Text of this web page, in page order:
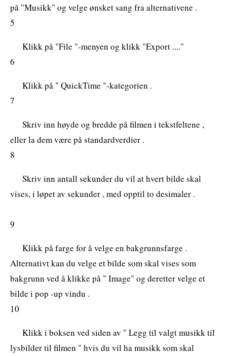
på "Musikk" og velge ønsket sang fra alternativene .
5
Klikk på "File "-menyen og klikk "Export ...."
6
Klikk på " QuickTime "-kategorien .
7
Skriv inn høyde og bredde på filmen i tekstfeltene ,
eller la dem være på standardverdier .
8
Skriv inn antall sekunder du vil at hvert bilde skal
vises, i løpet av sekunder , med opptil to desimaler .
9
Klikk på farge for å velge en bakgrunnsfarge .
Alternativt kan du velge et bilde som skal vises som
bakgrunn ved å klikke på " Image" og deretter velge et
bilde i pop -up vindu .
10
Klikk i boksen ved siden av " Legg til valgt musikk til
lysbilder til filmen " hvis du vil ha musikk som skal